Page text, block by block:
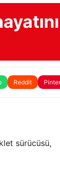
Reddit
sürücüsü,